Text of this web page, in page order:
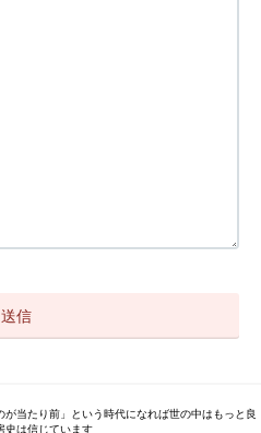
が当たり前」という時代になれば世の中はもっと良
史は信じています